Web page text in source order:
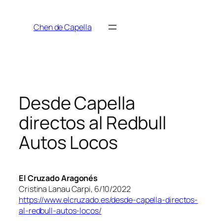
contenidoChen de Capella
Desde Capella
directos al Redbull
Autos Locos
El Cruzado Aragonés
Cristina Lanau Carpi, 6/10/2022
https://www.elcruzado.es/desde-capella-directos-
al-redbull-autos-locos/